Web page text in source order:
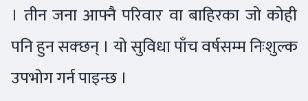
। तीन जना आफ्नै परिवार वा बाहिरका जो कोही
पनि हुन सक्छन् । यो सुविधा पाँच वर्षसम्म निःशुल्क
उपभोग गर्न पाइन्छ ।